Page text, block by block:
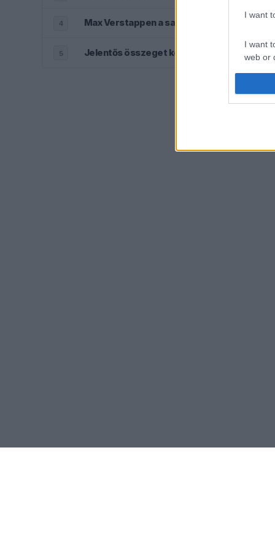
I want
I want
web or
I want
or app.
I want
I want
4 Max Verstappen a saját dolgát nehezíti meg
5 Jelentős összeget kér Alonso az Aston